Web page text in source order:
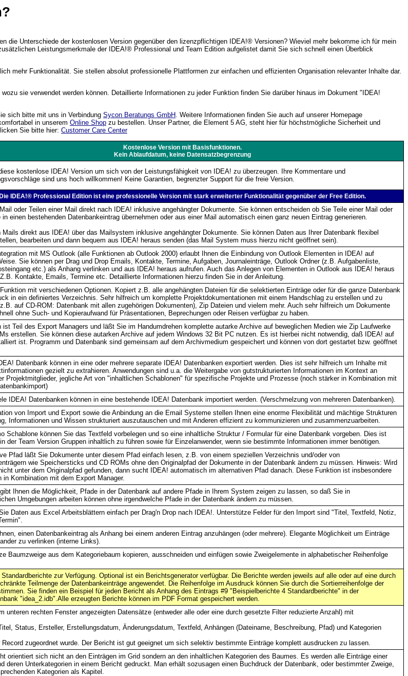
die Unterschiede der kostenlosen Version gegenüber den lizenzpflichtigen IDEA!® Versionen? Wieviel mehr bekomme ich für mein
Leistungsmerkmale der IDEA!® Professional und Team Edition aufgelistet damit Sie sich schnell einen Überblick
mehr Funktionalität. Sie stellen absolut professionelle Plattformen zur einfachen und effizienten Organisation relevanter Inhalte dar.
sie verwendet werden können. Detaillierte Informationen zu jeder Funktion finden Sie darüber hinaus im Dokument "IDEA!
sich bitte mit uns in Verbindung Sycon Beratungs GmbH. Weitere Informationen finden Sie auch auf unserer Homepage
in unserem Online Shop zu bestellen. Unser Partner, die Element 5 AG, steht hier für höchstmögliche Sicherheit und
Sie bitte hier: Customer Care Center
Kostenlose Version mit Basisfunktionen.
Kein Ablaufdatum, keine Datensatzbegrenzung
kostenlose IDEA! Version um sich von der Leistungsfähigkeit von IDEA! zu überzeugen. Ihre Kommentare und
sind uns hoch willkommen! Keine Garantien, begrenzter Support für die freie Version.
Die IDEA!® Professional Edition ist eine professionelle Version mit stark erweiterter Funktionalität gegenüber der Free Edition.
oder Teilen einer Mail direkt nach IDEA! inklusive angehängter Dokumente. Sie können entscheiden ob Sie Teile einer Mail oder
in einen bestehenden Datenbankeintrag übernehmen oder aus einer Mail automatisch einen ganz neuen Eintrag generieren.
Mails direkt aus IDEA! über das Mailsystem inklusive angehängter Dokumente. Sie können Daten aus Ihrer Datenbank flexibel
bearbeiten und dann bequem aus IDEA! heraus senden (das Mail System muss hierzu nicht geöffnet sein).
mit MS Outlook (alle Funktionen ab Outlook 2000) erlaubt Ihnen die Einbindung von Outlook Elementen in IDEA! auf
Sie können per Drag und Drop Emails, Kontakte, Termine, Aufgaben, Journaleinträge, Outlook Ordner (z.B. Aufgabenliste,
etc.) als Anhang verlinken und aus IDEA! heraus aufrufen. Auch das Anlegen von Elementen in Outlook aus IDEA! heraus
Kontakte, Emails, Termine etc. Detaillierte Informationen hierzu finden Sie in der Anleitung.
mit verschiedenen Optionen. Kopiert z.B. alle angehängten Dateien für die selektierten Einträge oder für die ganze Datenbank
in ein definiertes Verzeichnis. Sehr hilfreich um komplette Projektdokumentationen mit einem Handschlag zu erstellen und zu
auf CD-ROM: Datenbank mit allen zugehörigen Dokumenten), Zip Dateien und vielem mehr. Auch sehr hilfreich um Dokumente
ohne Such- und Kopieraufwand für Präsentationen, Beprechungen oder Reisen verfügbar zu haben.
ist Teil des Export Managers und läßt Sie im Handumdrehen komplette autarke Archive auf beweglichen Medien wie Zip Laufwerke
erstellen. Sie können diese autarken Archive auf jedem Windows 32 Bit PC nutzen. Es ist hierbei nicht notwendig, daß IDEA! auf
ist. Programm und Datenbank sind gemeinsam auf dem Archivmedium gespeichert und können von dort gestartet bzw. geöffnet
Datenbank können in eine oder mehrere separate IDEA! Datenbanken exportiert werden. Dies ist sehr hilfreich um Inhalte mit
gezielt zu extrahieren. Anwendungen sind u.a. die Weitergabe von gutstrukturierten Informationen im Kontext an
Projektmitglieder, jegliche Art von "inhaltlichen Schablonen" für spezifische Projekte und Prozesse (noch stärker in Kombination mit
IDEA! Datenbanken können in eine bestehende IDEA! Datenbank importiert werden. (Verschmelzung von mehreren Datenbanken).
von Import und Export sowie die Anbindung an die Email Systeme stellen Ihnen eine enorme Flexibilität und mächtige Strukturen
Informationen und Wissen strukturiert auszutauschen und mit Anderen effizient zu kommunizieren und zusammenzuarbeiten.
Schablone können Sie das Textfeld vorbelegen und so eine inhaltliche Struktur / Formular für eine Datenbank vorgeben. Dies ist
der Team Version Gruppen inhaltlich zu führen sowie für Einzelanwender, wenn sie bestimmte Informationen immer benötigen.
Pfad läßt Sie Dokumente unter diesem Pfad einfach lesen, z.B. von einem speziellen Verzeichnis und/oder von
wie Speichersticks und CD ROMs ohne den Originalpfad der Dokumente in der Datenbank ändern zu müssen. Hinweis: Wird
unter dem Originalpfad gefunden, dann sucht IDEA! automatisch im alternativen Pfad danach. Diese Funktion ist insbesondere
in Kombination mit dem Export Manager.
Ihnen die Möglichkeit, Pfade in der Datenbank auf andere Pfade in Ihrem System zeigen zu lassen, so daß Sie in
Umgebungen arbeiten können ohne irgendwelche Pfade in der Datenbank ändern zu müssen.
Daten aus Excel Arbeitsblättern einfach per Drag'n Drop nach IDEA!. Unterstütze Felder für den Import sind "Titel, Textfeld, Notiz,
einen Datenbankeintrag als Anhang bei einem anderen Eintrag anzuhängen (oder mehrere). Elegante Möglichkeit um Einträge
zu verlinken (interne Links).
Baumzweige aus dem Kategoriebaum kopieren, ausschneiden und einfügen sowie Zweigelemente in alphabetischer Reihenfolge
zur Verfügung. Optional ist ein Berichtsgenerator verfügbar. Die Berichte werden jeweils auf alle oder auf eine durch
Teilmenge der Datenbankeinträge angewendet. Die Reihenfolge im Ausdruck können Sie durch die Sortierreihenfolge der
Sie finden ein Beispiel für jeden Bericht als Anhang des Eintrags #9 "Beispielberichte 4 Standardberichte" in der
"idea_2.idb".Alle erzeugten Berichte können im PDF Format gespeichert werden.
unteren rechten Fenster angezeigten Datensätze (entweder alle oder eine durch gesetzte Filter reduzierte Anzahl) mit
Status, Ersteller, Erstellungsdatum, Änderungsdatum, Textfeld, Anhängen (Dateiname, Beschreibung, Pfad) und Kategorien
Record zugeordnet wurde. Der Bericht ist gut geeignet um sich selektiv bestimmte Einträge komplett ausdrucken zu lassen.
orientiert sich nicht an den Einträgen im Grid sondern an den inhaltlichen Kategorien des Baumes. Es werden alle Einträge einer
deren Unterkategorien in einem Bericht gedruckt. Man erhält sozusagen einen Buchdruck der Datenbank, oder bestimmter Zweige,
Kategorien als Kapitel.